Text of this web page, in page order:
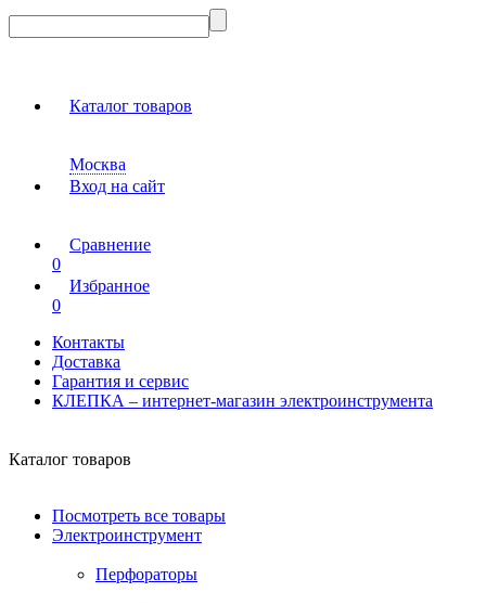
Каталог товаров
Москва
Вход на сайт
Сравнение
0
Избранное
0
Контакты
Доставка
Гарантия и сервис
КЛЕПКА – интернет-магазин электроинструмента
Каталог товаров
Посмотреть все товары
Электроинструмент
Перфораторы